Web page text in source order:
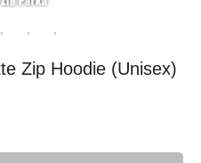
Zip Hoodie (Unisex)